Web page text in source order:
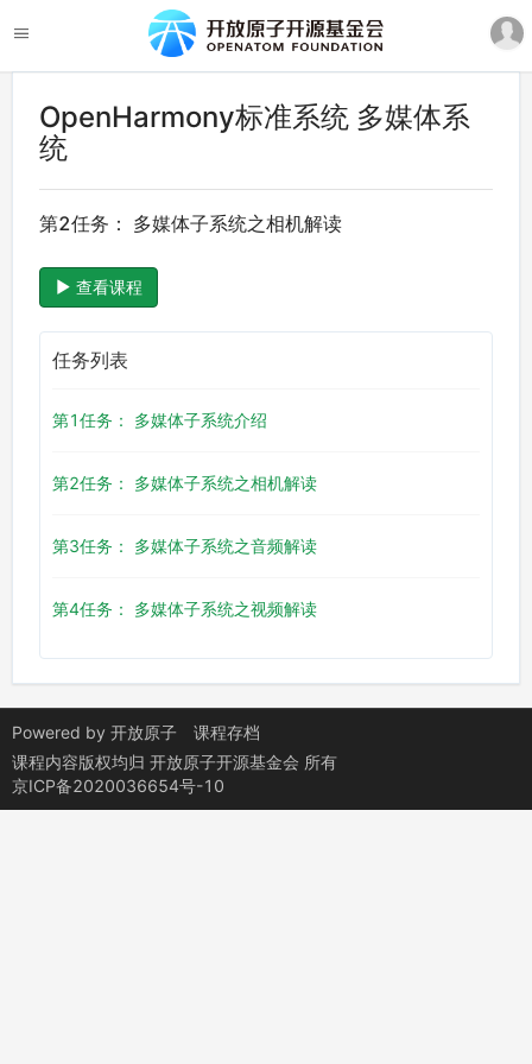
OpenHarmony标准系统 多媒体系
统
第2任务： 多媒体子系统之相机解读
查看课程
任务列表
第1任务： 多媒体子系统介绍
第2任务： 多媒体子系统之相机解读
第3任务： 多媒体子系统之音频解读
第4任务： 多媒体子系统之视频解读
Powered by 开放原子
课程存档
课程内容版权均归 开放原子开源基金会 所有
京ICP备2020036654号-10